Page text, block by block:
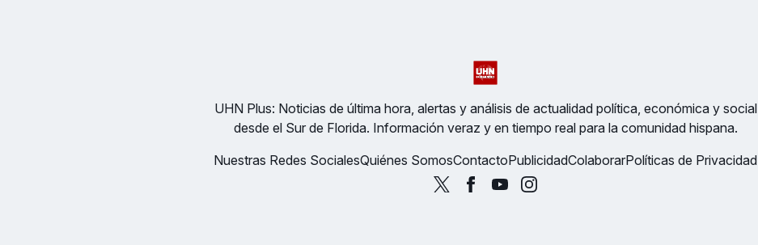
UHN Plus: Noticias de última hora, alertas y análisis de actualidad política, económica y social
desde el Sur de Florida. Información veraz y en tiempo real para la comunidad hispana.
Nuestras Redes SocialesQuiénes SomosContactoPublicidadColaborarPolíticas de Privacidad